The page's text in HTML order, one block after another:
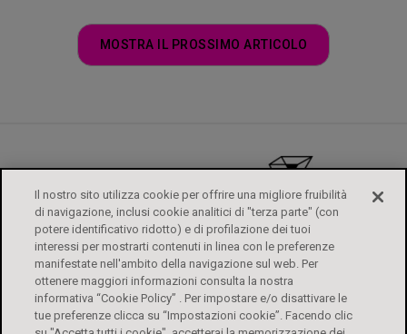
MOSTRA IL PROSSIMO ARTICOLO
Il nostro sito utilizza cookie per offrire una migliore fruibilità
di navigazione, inclusi cookie analitici di "terza parte" (con
potere identificativo ridotto) e di profilazione dei tuoi
interessi per mostrarti contenuti in linea con le preferenze
manifestate nell'ambito della navigazione sul web. Per
ottenere maggiori informazioni consulta la nostra
informativa “Cookie Policy” . Per impostare e/o disattivare le
tue preferenze clicca su “Impostazioni cookie”. Facendo clic